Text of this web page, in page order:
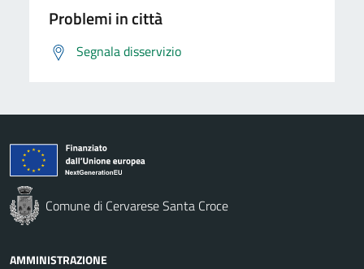
Problemi in città
Segnala disservizio
Comune di Cervarese Santa Croce
AMMINISTRAZIONE